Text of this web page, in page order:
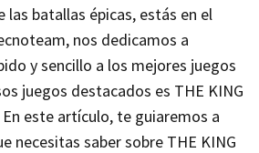
las batallas épicas, estás en el
nos dedicamos a
y sencillo a los mejores juegos
juegos destacados es THE KING
En este artículo, te guiaremos a
necesitas saber sobre THE KING